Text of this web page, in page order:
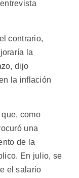
contrario,
la
dijo
la inflación
como
una
de la
En julio, se
el salario